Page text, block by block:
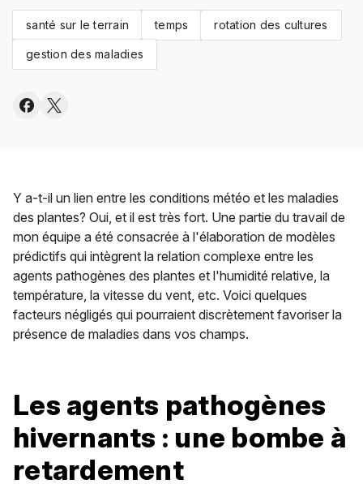
santé sur le terrain temps rotation des cultures
gestion des maladies
Y a-t-il un lien entre les conditions météo et les maladies
des plantes? Oui, et il est très fort. Une partie du travail de
mon équipe a été consacrée à l'élaboration de modèles
prédictifs qui intègrent la relation complexe entre les
agents pathogènes des plantes et l'humidité relative, la
température, la vitesse du vent, etc. Voici quelques
facteurs négligés qui pourraient discrètement favoriser la
présence de maladies dans vos champs.
Les agents pathogènes
hivernants : une bombe à
retardement